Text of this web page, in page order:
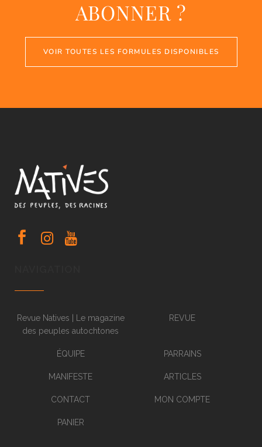
ABONNER ?
VOIR TOUTES LES FORMULES DISPONIBLES
Revue Natives | Le magazine
des peuples autochtones
REVUE
ÉQUIPE PARRAINS
MANIFESTE ARTICLES
CONTACT MON COMPTE
PANIER